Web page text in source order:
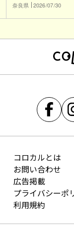
奈良県 2026/07/30
コロカルとは
お問い合わせ
広告掲載
プライバシーポ
利用規約